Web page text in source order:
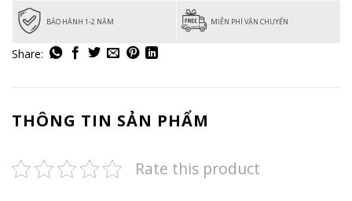
BẢO HÀNH 1-2 NĂM MIỄN PHÍ VẬN CHUYỂN
THÔNG TIN SẢN PHẨM
Rate this product